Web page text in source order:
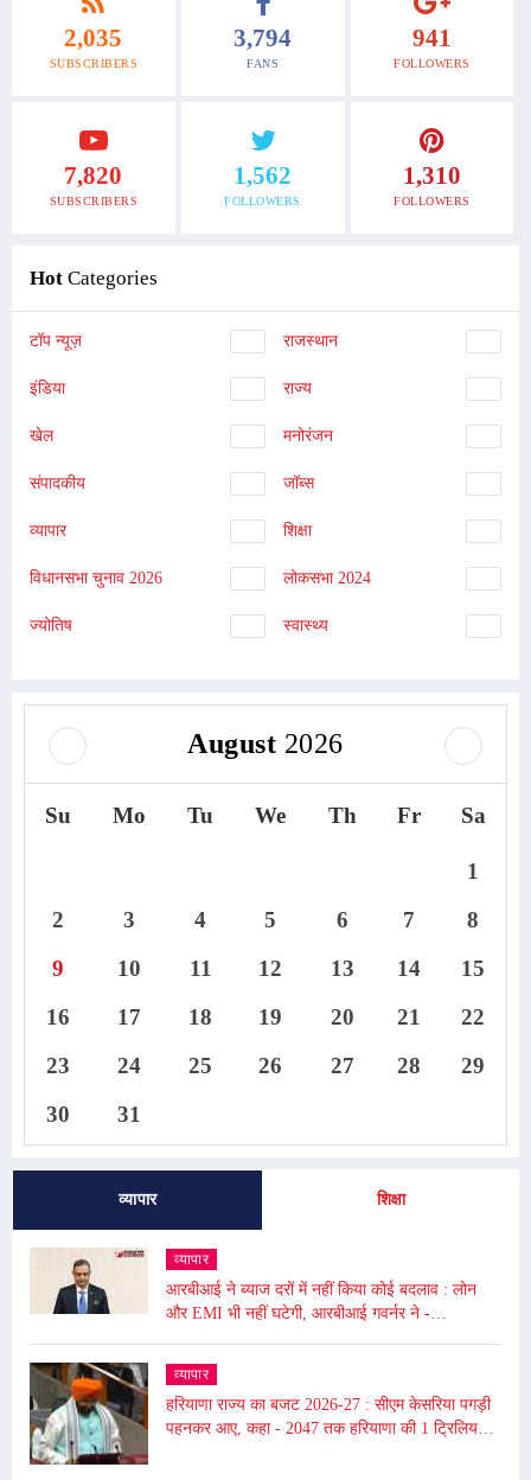
2,035
SUBSCRIBERS
3,794
FANS
941
FOLLOWERS
7,820
SUBSCRIBERS
1,562
FOLLOWERS
1,310
FOLLOWERS
Hot Categories
टॉप न्यूज़ राजस्थान
इंडिया राज्य
खेल मनोरंजन
संपादकीय जॉब्स
व्यापार शिक्षा
विधानसभा चुनाव 2026 लोकसभा 2024
ज्योतिष स्वास्थ्य
August 2026
Su Mo Tu We Th Fr Sa
1
2
3 4 5 6 7
8
9
10 11 12 13 14
15
16
17 18 19 20 21
22
23
24 25 26 27 28
29
30
31
व्यापार शिक्षा
व्यापार
आरबीआई ने ब्याज दरों में नहीं किया कोई बदलाव : लोन
और EMI भी नहीं घटेगी, आरबीआई गवर्नर ने -
व्यापार
हरियाणा राज्य का बजट 2026-27 : सीएम केसरिया पगड़ी
पहनकर आए, कहा - 2047 तक हरियाणा की 1 ट्रिलियन